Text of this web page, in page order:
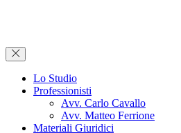
Lo Studio
Professionisti
Avv. Carlo Cavallo
Avv. Matteo Ferrione
Materiali Giuridici